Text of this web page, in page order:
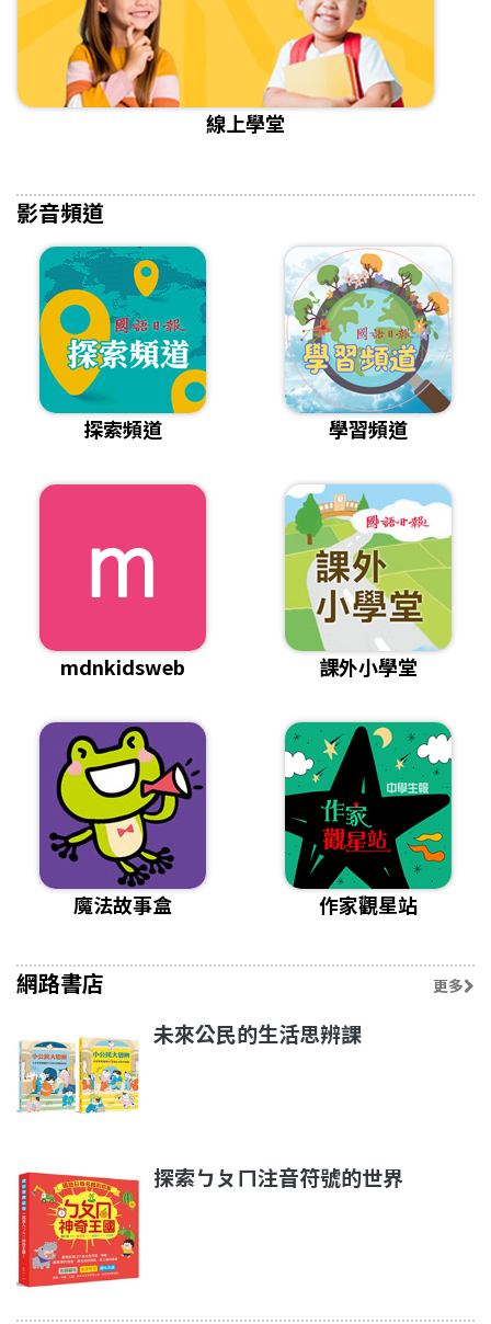
線上學堂
影音頻道
探索頻道 學習頻道
mdnkidsweb 課外小學堂
魔法故事盒 作家觀星站
網路書店 更多
未來公民的生活思辨課
探索ㄅㄆㄇ注音符號的世界